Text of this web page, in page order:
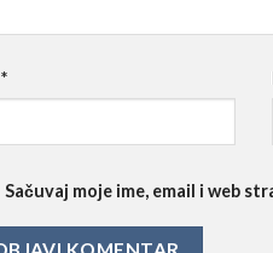
*
Sačuvaj moje ime, email i web